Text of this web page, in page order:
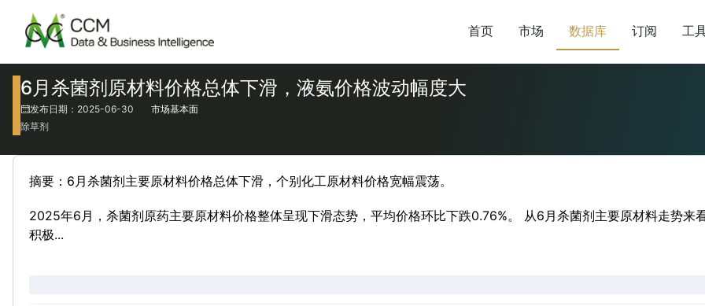
首页 市场 数据库 订阅 工
6月杀菌剂原材料价格总体下滑，液氨价格波动幅度大
发布日期：2025-06-30
市场基本面
除草剂
摘要：6月杀菌剂主要原材料价格总体下滑，个别化工原材料价格宽幅震荡。
2025年6月，杀菌剂原药主要原材料价格整体呈现下滑态势，平均价格环比下跌0.76%。 从6月杀菌剂主要原材料走势来
积极...